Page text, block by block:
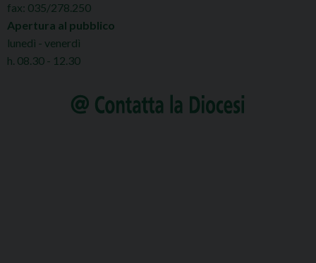
fax: 035/278.250
Apertura al pubblico
lunedì - venerdì
h. 08.30 - 12.30